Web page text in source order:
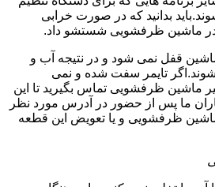
بدانید که در صورت خرابی
در ماشین ظرفشویی شستشو داد.
قفل نمی شود و در نتیجه آب و
تایمر سفت شده و نمی
ماشین ظرفشویی تماس بگیرید تا این
ما پس از حضور در آدرس مورد نظر
ماشین ظرفشویی و یا تعویض این قطعه